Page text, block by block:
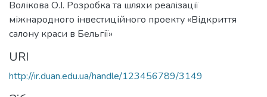
Волікова О.І. Розробка та шляхи реалізації
міжнародного інвестиційного проекту «Відкриття
салону краси в Бельгії»
URI
http://ir.duan.edu.ua/handle/123456789/3149